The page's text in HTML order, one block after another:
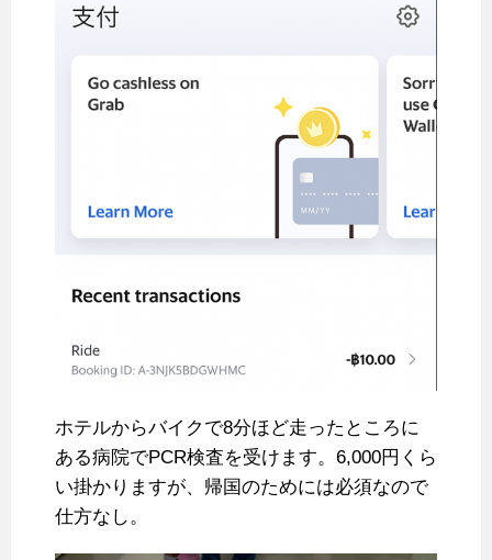
ホテルからバイクで8分ほど走ったところに
ある病院でPCR検査を受けます。6,000円くら
い掛かりますが、帰国のためには必須なので
仕方なし。